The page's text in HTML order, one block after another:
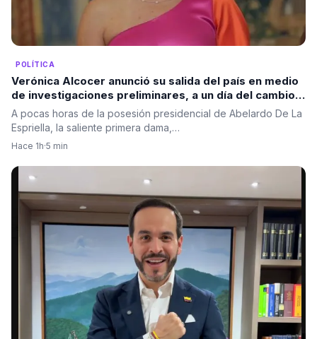
POLÍTICA
Verónica Alcocer anunció su salida del país en medio
de investigaciones preliminares, a un día del cambio
de gobierno. La pregunta es: ¿también se irá Petro?
A pocas horas de la posesión presidencial de Abelardo De La
Espriella, la saliente primera dama,…
Hace 1h·5 min